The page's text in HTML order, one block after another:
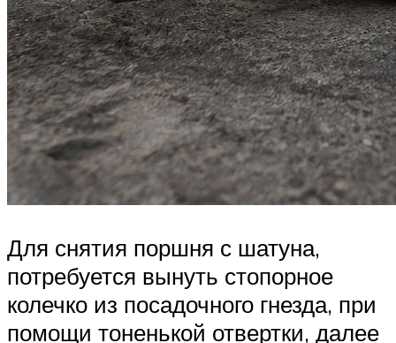
Для снятия поршня с шатуна,
потребуется вынуть стопорное
колечко из посадочного гнезда, при
помощи тоненькой отвертки, далее